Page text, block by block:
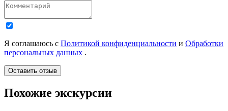
Я соглашаюсь с Политикой конфиденциальности и Обработки
персональных данных .
Похожие экскурсии